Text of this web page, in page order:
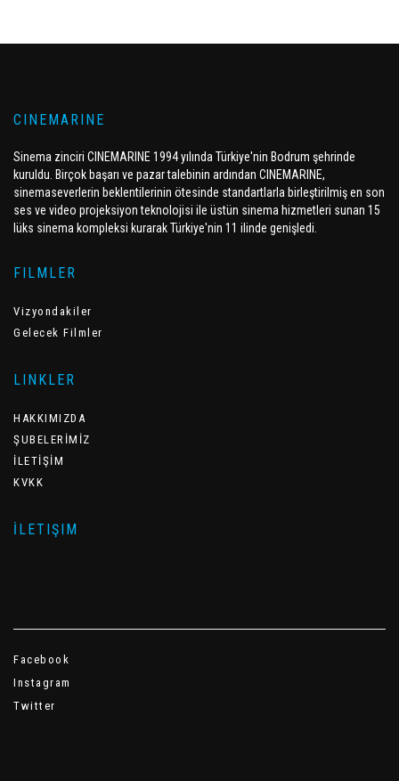
CINEMARINE
Sinema zinciri CINEMARINE 1994 yılında Türkiye'nin Bodrum şehrinde
kuruldu. Birçok başarı ve pazar talebinin ardından CINEMARINE,
sinemaseverlerin beklentilerinin ötesinde standartlarla birleştirilmiş en son
ses ve video projeksiyon teknolojisi ile üstün sinema hizmetleri sunan 15
lüks sinema kompleksi kurarak Türkiye'nin 11 ilinde genişledi.
FILMLER
Vizyondakiler
Gelecek Filmler
LINKLER
HAKKIMIZDA
ŞUBELERİMİZ
İLETİŞİM
KVKK
İLETIŞIM
Facebook
Instagram
Twitter